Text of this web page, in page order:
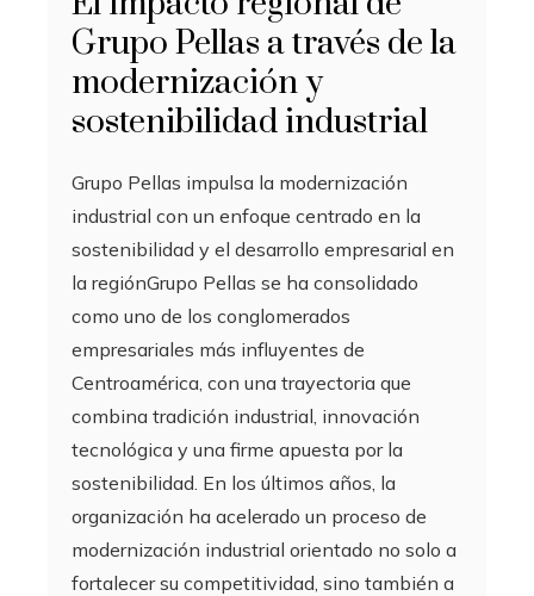
Grupo Pellas a través de la
modernización y
sostenibilidad industrial
Grupo Pellas impulsa la modernización
industrial con un enfoque centrado en la
sostenibilidad y el desarrollo empresarial en
la regiónGrupo Pellas se ha consolidado
como uno de los conglomerados
empresariales más influyentes de
Centroamérica, con una trayectoria que
combina tradición industrial, innovación
tecnológica y una firme apuesta por la
sostenibilidad. En los últimos años, la
organización ha acelerado un proceso de
modernización industrial orientado no solo a
fortalecer su competitividad, sino también a